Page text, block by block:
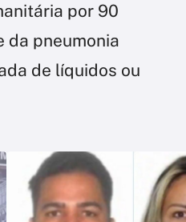
por 90
da pneumonia
de líquidos ou